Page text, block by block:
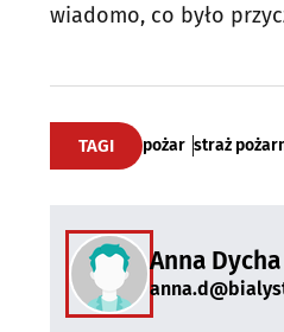
wiadomo, co było
TAGI pożar straż
Anna Dycha